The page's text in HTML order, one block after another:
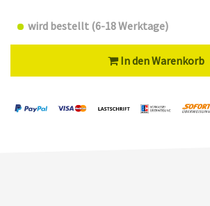
wird bestellt (6-18 Werktage)
In den Warenkorb